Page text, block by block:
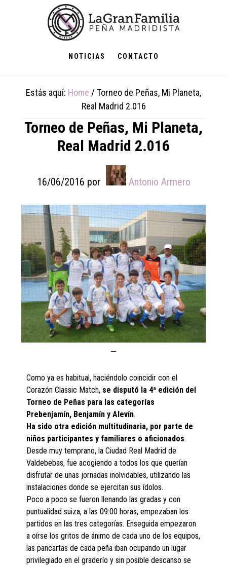
NOTICIAS CONTACTO
Estás aquí: Home / Torneo de Peñas, Mi Planeta,
Real Madrid 2.016
Torneo de Peñas, Mi Planeta,
Real Madrid 2.016
16/06/2016 por Antonio Armero
Como ya es habitual, haciéndolo coincidir con el
Corazón Classic Match, se disputó la 4ª edición del
Torneo de Peñas para las categorías
Prebenjamín, Benjamín y Alevín.
Ha sido otra edición multitudinaria, por parte de
niños participantes y familiares o aficionados.
Desde muy temprano, la Ciudad Real Madrid de
Valdebebas, fue acogiendo a todos los que querían
disfrutar de unas jornadas inolvidables, utilizando las
instalaciones donde se ejercitan sus ídolos.
Poco a poco se fueron llenando las gradas y con
puntualidad suiza, a las 09:00 horas, empezaban los
partidos en las tres categorías. Enseguida empezaron
a oírse los gritos de ánimo de cada uno de los equipos,
las pancartas de cada peña iban ocupando un lugar
privilegiado en el graderío y sin posible descanso se